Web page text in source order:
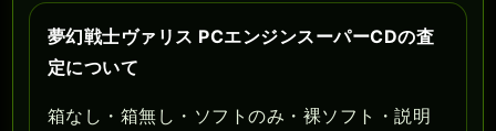
夢幻戦士ヴァリス PCエンジンスーパーCDの査
定について
箱なし・箱無し・ソフトのみ・裸ソフト・説明